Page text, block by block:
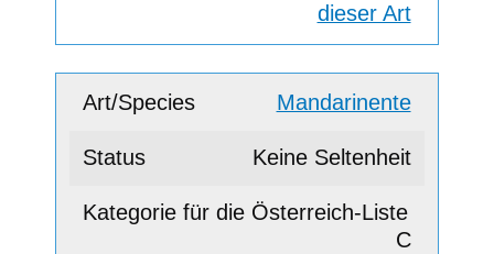
dieser Art
Mandarinente
Keine Seltenheit
C